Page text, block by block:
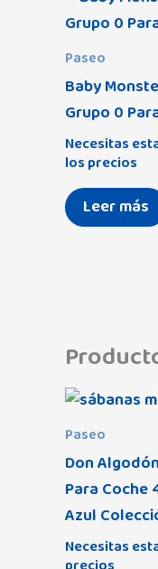
Paseo
Baby
Grupo 0
Necesitas
los precios
Leer más
Paseo
Don
Para Coche
Azul
Necesitas